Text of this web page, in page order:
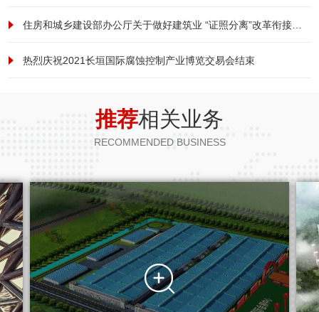
热烈庆祝2021长垣国际腐蚀控制产业博览交易会结束
推荐相关业务
RECOMMENDED BUSINESS
